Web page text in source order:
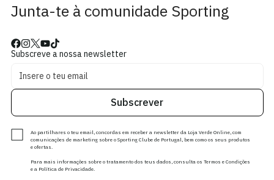
Junta-te à comunidade Sporting
Subscreve a nossa newsletter
Subscrever
Ao partilhares o teu email, concordas em receber a newsletter da Loja Verde Online, com
comunicações de marketing sobre o Sporting Clube de Portugal, bem como os seus produtos
e ofertas.
Para mais informações sobre o tratamento dos teus dados, consulta os Termos e Condições
e a Política de Privacidade.